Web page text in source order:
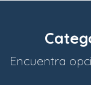
Encuentra